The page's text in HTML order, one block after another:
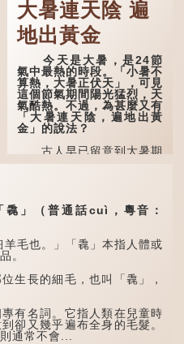
大暑連天陰 遍
地出黃金
今天是大暑，是24節
氣中最熱的時段。「小暑不
算熱，大暑正伏天」，可見
這個節氣期間陽光猛烈，天
氣酷熱。不過，為甚麼又有
「大暑連天陰，遍地出黃
金」的說法？
古人早已留意到大暑期
間的氣候規律。《逸周書·
行。」意思是說，大暑時節
螢火蟲出生，土地濕熱，常
」（普通話cuì，粵音：
毛也。」「毳」本指人體或
。
長的細毛，也叫「毳」，
名詞。它指人類在兒童時
卻又幾乎遍布全身的毛髮。
通常不會...